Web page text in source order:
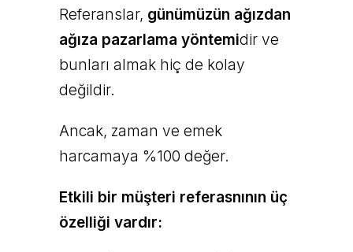
Referanslar, günümüzün ağızdan
ağıza pazarlama yöntemidir ve
bunları almak hiç de kolay
değildir.
Ancak, zaman ve emek
harcamaya %100 değer.
Etkili bir müşteri referasnının üç
özelliği vardır: